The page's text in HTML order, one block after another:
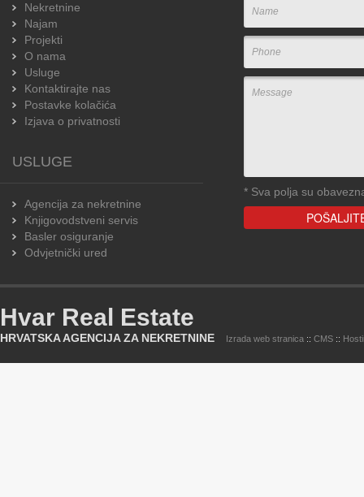
Nekretnine
Najam
Projekti
O nama
Usluge
Kontaktirajte nas
Postavke kolačića
Izjava o privatnosti
USLUGE
Agencija za nekretnine
Knjigovodstveni servis
Basler osiguranje
Odvjetnički ured
* Sva polja su
Hvar Real Estate
HRVATSKA AGENCIJA ZA NEKRETNINE Izrada web stranica :: CMS ::